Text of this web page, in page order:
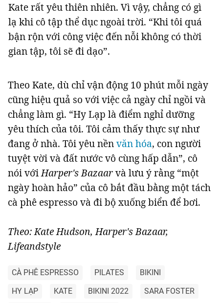
Kate rất yêu thiên nhiên. Vì vậy, chẳng có gì
lạ khi cô tập thể dục ngoài trời. “Khi tôi quá
bận rộn với công việc đến nỗi không có thời
gian tập, tôi sẽ đi dạo”.
Theo Kate, dù chỉ vận động 10 phút mỗi ngày
cũng hiệu quả so với việc cả ngày chỉ ngồi và
chẳng làm gì. “Hy Lạp là điểm nghỉ dưỡng
yêu thích của tôi. Tôi cảm thấy thực sự như
đang ở nhà. Tôi yêu nềnvăn hóa, con người
tuyệt vời và đất nước vô cùng hấp dẫn”, cô
nói vớiHarper's Bazaarvà lưu ý rằng “một
ngày hoàn hảo” của cô bắt đầu bằng một tách
cà phê espresso và đi bộ xuống biển để bơi.
Theo: Kate Hudson, Harper's Bazaar,
Lifeandstyle
CÀ PHÊ ESPRESSO PILATES
BIKINI
HY LẠP
KATE BIKINI 2022 SARA FOSTER